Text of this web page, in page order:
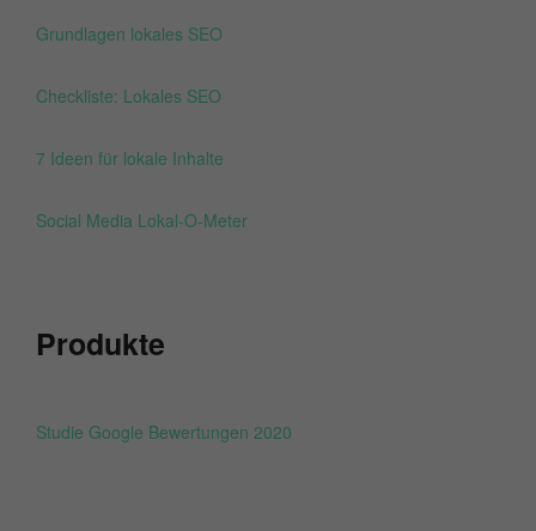
Grundlagen lokales SEO
Checkliste: Lokales SEO
7 Ideen für lokale Inhalte
Social Media Lokal-O-Meter
Produkte
Studie Google Bewertungen 2020